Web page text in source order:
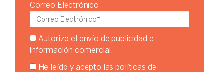
Correo Electrónico
Autorizo el envío de publicidad e
información comercial.
He leído y acepto las políticas de